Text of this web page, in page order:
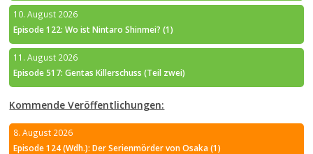
10. August 2026
Episode 122: Wo ist Nintaro Shinmei? (1)
11. August 2026
Episode 517: Gentas Killerschuss (Teil zwei)
Kommende Veröffentlichungen:
8. August 2026
Episode 124 (Wdh.): Der Serienmörder von Osaka (1)